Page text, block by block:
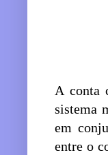
A conta
sistema
em
entre o